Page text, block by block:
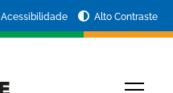
Acessibilidade Alto Contraste